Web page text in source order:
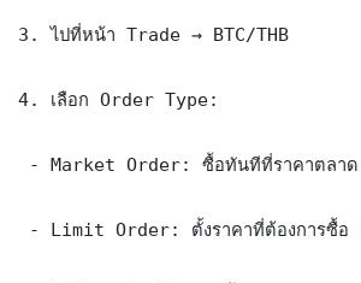
3. ไปที่หน้า Trade → BTC/THB
4. เลือก Order Type:
- Market Order: ซื้อทันทีที่ราคาตลาด
- Limit Order: ตั้งราคาที่ต้องการซื้อ